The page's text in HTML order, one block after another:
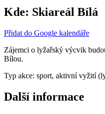
Kde: Skiareál Bílá
Přidat do Google kalendáře
Zájemci o lyžařský výcvik
Bílou.
Typ akce: sport, aktivní vyžití
Další informace